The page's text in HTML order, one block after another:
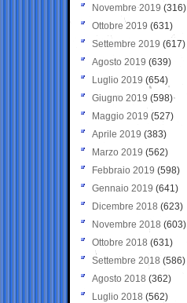
Novembre 2019 (316)
Ottobre 2019 (631)
Settembre 2019 (617)
Agosto 2019 (639)
Luglio 2019 (654)
Giugno 2019 (598)
Maggio 2019 (527)
Aprile 2019 (383)
Marzo 2019 (562)
Febbraio 2019 (598)
Gennaio 2019 (641)
Dicembre 2018 (623)
Novembre 2018 (603)
Ottobre 2018 (631)
Settembre 2018 (586)
Agosto 2018 (362)
Luglio 2018 (562)